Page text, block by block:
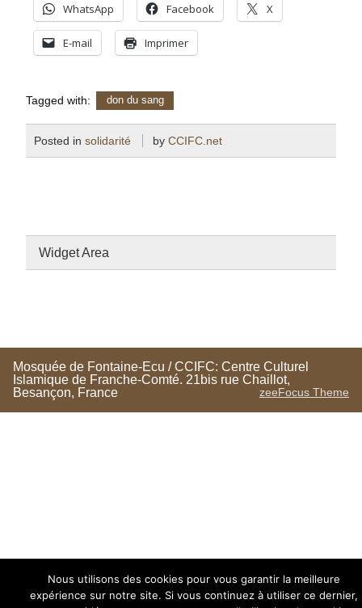
WhatsApp Facebook X
E-mail Imprimer
Tagged with: don du sang
Posted insolidarité by CCIFC.net
Widget Area
Mosquée de Fontaine-Ecu / CCIFC: Centre Culturel
Islamique de Franche-Comté. 21bis rue Chaillot,
Besançon, France
zeeFocus Theme
Nous utilisons des cookies pour vous garantir la meilleure
expérience sur notre site. Si vous continuez à utiliser ce dernier,